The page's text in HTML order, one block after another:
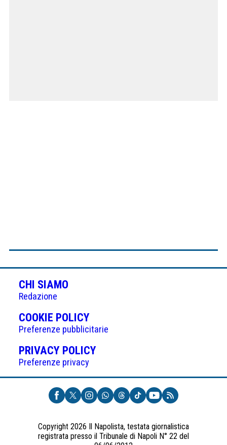
CHI SIAMO
Redazione
COOKIE POLICY(APRE
IN
UNA
NUOVA
Preferenze pubblicitarie
PRIVACY POLICY(APRE
UNA
NUOVA
SCHEDA)
Preferenze privacy
Copyright 2026 Il Napolista, testata giornalistica
registrata presso il Tribunale di Napoli N° 22 del